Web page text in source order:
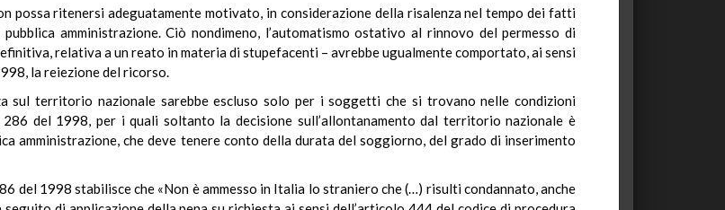
possa ritenersi adeguatamente motivato, in considerazione della risalenza nel tempo dei fatti
amministrazione. Ciò nondimeno, l’automatismo ostativo al rinnovo del permesso di
relativa a un reato in materia di stupefacenti – avrebbe ugualmente comportato, ai sensi
la reiezione del ricorso.
sul territorio nazionale sarebbe escluso solo per i soggetti che si trovano nelle condizioni
del 1998, per i quali soltanto la decisione sull’allontanamento dal territorio nazionale è
amministrazione, che deve tenere conto della durata del soggiorno, del grado di inserimento
del 1998 stabilisce che «Non è ammesso in Italia lo straniero che (…) risulti condannato, anche